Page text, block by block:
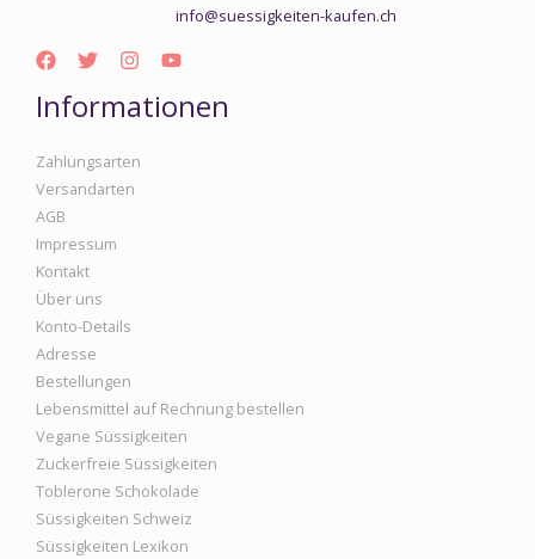
info@suessigkeiten-kaufen.ch
Informationen
Zahlungsarten
Versandarten
AGB
Impressum
Kontakt
Über uns
Konto-Details
Adresse
Bestellungen
Lebensmittel auf Rechnung bestellen
Vegane Süssigkeiten
Zuckerfreie Süssigkeiten
Toblerone Schokolade
Süssigkeiten Schweiz
Süssigkeiten Lexikon